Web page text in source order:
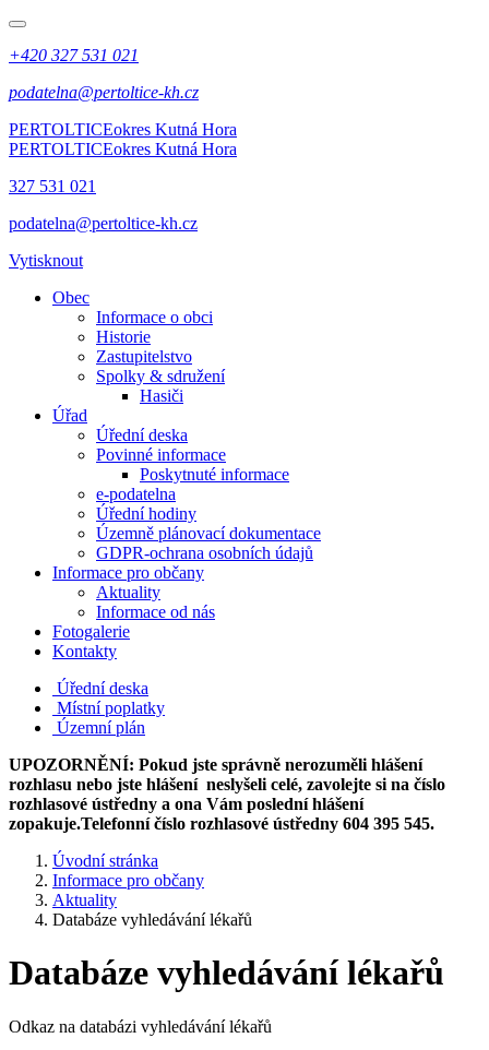
+420 327 531 021
podatelna@pertoltice-kh.cz
PERTOLTICEokres Kutná Hora
PERTOLTICEokres Kutná Hora
327 531 021
podatelna@pertoltice-kh.cz
Vytisknout
Obec
Informace o obci
Historie
Zastupitelstvo
Spolky & sdružení
Hasiči
Úřad
Úřední deska
Povinné informace
Poskytnuté informace
e-podatelna
Úřední hodiny
Územně plánovací dokumentace
GDPR-ochrana osobních údajů
Informace pro občany
Aktuality
Informace od nás
Fotogalerie
Kontakty
Úřední deska
Místní poplatky
Územní plán
UPOZORNĚNÍ: Pokud jste správně nerozuměli hlášení
rozhlasu nebo jste hlášení neslyšeli celé, zavolejte si na číslo
rozhlasové ústředny a ona Vám poslední hlášení
zopakuje.Telefonní číslo rozhlasové ústředny 604 395 545.
Úvodní stránka
Informace pro občany
Aktuality
Databáze vyhledávání lékařů
Databáze vyhledávání lékařů
Odkaz na databázi vyhledávání lékařů